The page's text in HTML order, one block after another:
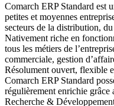
Comarch ERP Standard est
petites et moyennes
secteurs de la distribution,
Nativement riche en
tous les métiers de
commerciale, gestion
Résolument ouvert, flexible
Comarch ERP Standard
régulièrement enrichie grâce
Recherche &